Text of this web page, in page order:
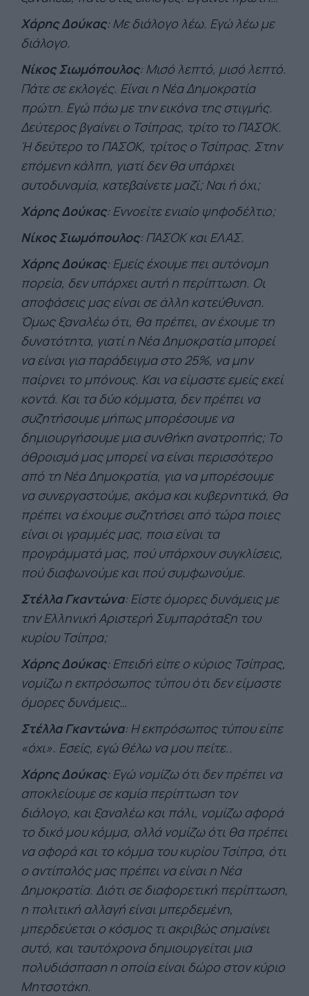
Χάρης Δούκας: Με διάλογο λέω. Εγώ λέω με
διάλογο.
Νίκος Σιωμόπουλος: Μισό λεπτό, μισό λεπτό.
Πάτε σε εκλογές. Είναι η Νέα Δημοκρατία
πρώτη. Εγώ πάω με την εικόνα της στιγμής.
Δεύτερος βγαίνει ο Τσίπρας, τρίτο το ΠΑΣΟΚ.
Ή δεύτερο το ΠΑΣΟΚ, τρίτος ο Τσίπρας. Στην
επόμενη κάλπη, γιατί δεν θα υπάρχει
αυτοδυναμία, κατεβαίνετε μαζί; Ναι ή όχι;
Χάρης Δούκας: Εννοείτε ενιαίο ψηφοδέλτιο;
Νίκος Σιωμόπουλος: ΠΑΣΟΚ και ΕΛΑΣ.
Χάρης Δούκας: Εμείς έχουμε πει αυτόνομη
πορεία, δεν υπάρχει αυτή η περίπτωση. Οι
αποφάσεις μας είναι σε άλλη κατεύθυνση.
Όμως ξαναλέω ότι, θα πρέπει, αν έχουμε τη
δυνατότητα, γιατί η Νέα Δημοκρατία μπορεί
να είναι για παράδειγμα στο 25%, να μην
παίρνει το μπόνους. Και να είμαστε εμείς εκεί
κοντά. Και τα δύο κόμματα, δεν πρέπει να
συζητήσουμε μήπως μπορέσουμε να
δημιουργήσουμε μια συνθήκη ανατροπής; Το
άθροισμά μας μπορεί να είναι περισσότερο
από τη Νέα Δημοκρατία, για να μπορέσουμε
να συνεργαστούμε, ακόμα και κυβερνητικά, θα
πρέπει να έχουμε συζητήσει από τώρα ποιες
είναι οι γραμμές μας, ποια είναι τα
προγράμματά μας, πού υπάρχουν συγκλίσεις,
πού διαφωνούμε και πού συμφωνούμε.
Στέλλα Γκαντώνα: Είστε όμορες δυνάμεις με
την Ελληνική Αριστερή Συμπαράταξη του
κυρίου Τσίπρα;
Χάρης Δούκας: Επειδή είπε ο κύριος Τσίπρας,
νομίζω η εκπρόσωπος τύπου ότι δεν είμαστε
όμορες δυνάμεις…
Στέλλα Γκαντώνα: Η εκπρόσωπος τύπου είπε
«όχι». Εσείς, εγώ θέλω να μου πείτε..
Χάρης Δούκας: Εγώ νομίζω ότι δεν πρέπει να
αποκλείουμε σε καμία περίπτωση τον
διάλογο, και ξαναλέω και πάλι, νομίζω αφορά
το δικό μου κόμμα, αλλά νομίζω ότι θα πρέπει
να αφορά και το κόμμα του κυρίου Τσίπρα, ότι
ο αντίπαλός μας πρέπει να είναι η Νέα
Δημοκρατία. Διότι σε διαφορετική περίπτωση,
η πολιτική αλλαγή είναι μπερδεμένη,
μπερδεύεται ο κόσμος τι ακριβώς σημαίνει
αυτό, και ταυτόχρονα δημιουργείται μια
πολυδιάσπαση η οποία είναι δώρο στον κύριο
Μητσοτάκη.